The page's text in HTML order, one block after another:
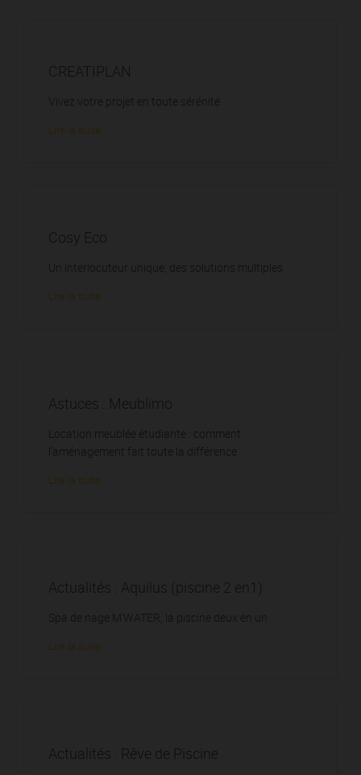
CREATIPLAN
Vivez votre projet en toute sérénité
Lire la suite
Cosy Eco
Un interlocuteur unique, des solutions multiples
Lire la suite
Astuces : Meublimo
Location meublée étudiante : comment
l’aménagement fait toute la différence
Lire la suite
Actualités : Aquilus (piscine 2 en1)
Spa de nage M'WATER, la piscine deux en un
Lire la suite
Actualités : Rêve de Piscine